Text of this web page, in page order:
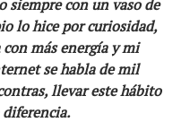
siempre con un vaso de
lo hice por curiosidad,
más energía y mi
se habla de mil
llevar este hábito